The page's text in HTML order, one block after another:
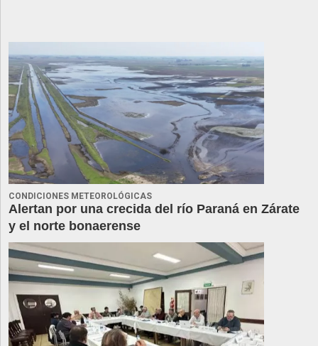
CONDICIONES METEOROLÓGICAS
Alertan por una crecida del río Paraná en Zárate
y el norte bonaerense